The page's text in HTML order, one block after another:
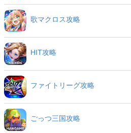
歌マクロス攻略
HIT攻略
ファイトリーグ攻略
ごっつ三国攻略